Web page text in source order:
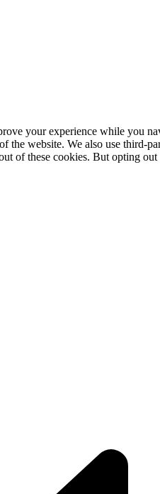
your experience while you
the website. We also use third-
of these cookies. But opting